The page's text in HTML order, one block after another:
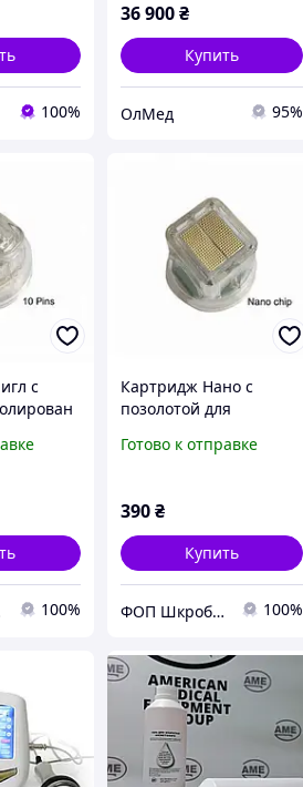
100%
36 900 ₴
Купить
ОлМед 95%
с
РФ
100%
Картридж Нано с
позолотой для
микрогольчатого РФ
Готово к отправке
390 ₴
Купить
ФОП Шкроботько 100%